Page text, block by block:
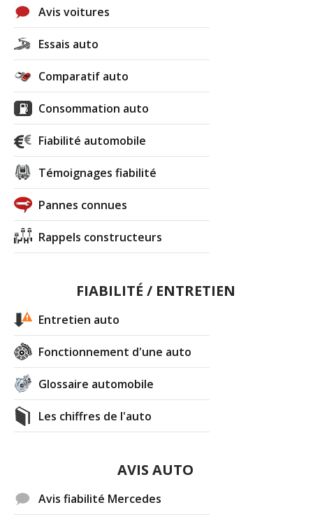
Avis voitures
Essais auto
Comparatif auto
Consommation auto
Fiabilité automobile
Témoignages fiabilité
Pannes connues
Rappels constructeurs
FIABILITÉ / ENTRETIEN
Entretien auto
Fonctionnement d'une auto
Glossaire automobile
Les chiffres de l'auto
AVIS AUTO
Avis fiabilité Mercedes